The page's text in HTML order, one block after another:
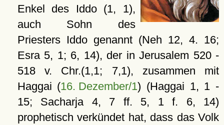
Enkel des Iddo (1, 1),
auch Sohn des
Priesters Iddo genannt (Neh 12, 4. 16;
Esra 5, 1; 6, 14), der in Jerusalem 520 -
518 v. Chr.(1,1; 7,1), zusammen mit
Haggai (16. Dezember/1) (Haggai 1, 1 -
15; Sacharja 4, 7 ff. 5, 1 f. 6, 14)
prophetisch verkündet hat, dass das Volk